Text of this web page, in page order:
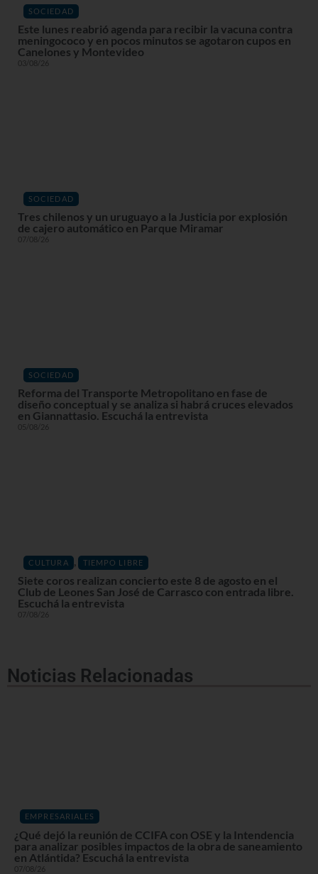
SOCIEDAD
Este lunes reabrió agenda para recibir la vacuna contra
meningococo y en pocos minutos se agotaron cupos en
Canelones y Montevideo
03/08/26
SOCIEDAD
Tres chilenos y un uruguayo a la Justicia por explosión
de cajero automático en Parque Miramar
07/08/26
SOCIEDAD
Reforma del Transporte Metropolitano en fase de
diseño conceptual y se analiza si habrá cruces elevados
en Giannattasio. Escuchá la entrevista
05/08/26
CULTURA , TIEMPO LIBRE
Siete coros realizan concierto este 8 de agosto en el
Club de Leones San José de Carrasco con entrada libre.
Escuchá la entrevista
07/08/26
Noticias Relacionadas
EMPRESARIALES
¿Qué dejó la reunión de CCIFA con OSE y la Intendencia
para analizar posibles impactos de la obra de saneamiento
en Atlántida? Escuchá la entrevista
07/08/26